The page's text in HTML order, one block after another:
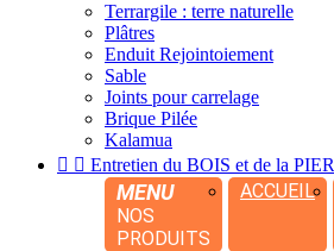
Terrargile : terre naturelle
Plâtres
Enduit Rejointoiement
Sable
Joints pour carrelage
Brique Pilée
Kalamua
  Entretien du BOIS et de la
MENU
NOS
PRODUITS
ACCUEIL